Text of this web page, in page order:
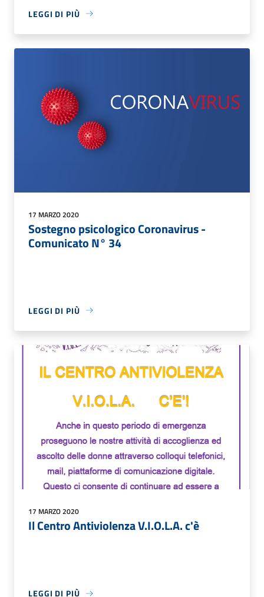
LEGGI DI PIÙ
17 MARZO 2020
Sostegno psicologico Coronavirus -
Comunicato N° 34
LEGGI DI PIÙ
17 MARZO 2020
Il Centro Antiviolenza V.I.O.L.A. c'è
LEGGI DI PIÙ